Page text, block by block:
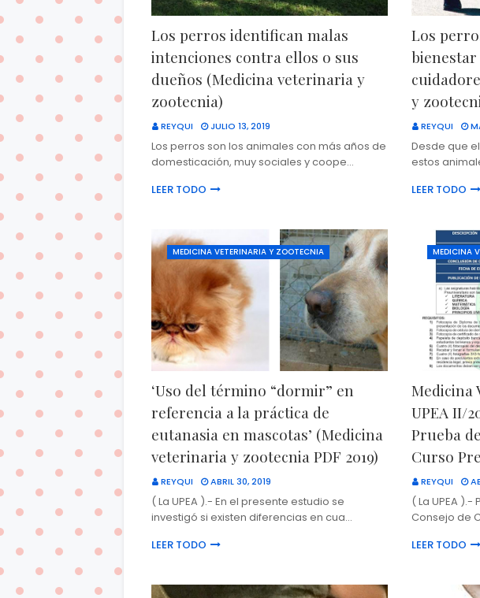
Los perros identifican malas
intenciones contra ellos o sus
dueños (Medicina veterinaria y
zootecnia)
REYQUI JULIO 13, 2019
Los perros son los animales con más años de
domesticación, muy sociales y coope…
LEER TODO
Los
bienestar
y
REYQUI
Desde que
estos
LEER TODO
MEDICINA VETERINARIA Y ZOOTECNIA
‘Uso del término “dormir” en
referencia a la práctica de
eutanasia en mascotas’ (Medicina
veterinaria y zootecnia PDF 2019)
REYQUI ABRIL 30, 2019
( La UPEA ).- En el presente estudio se
investigó si existen diferencias en cua…
LEER TODO
MEDICINA
Medicina
UPEA II/
Prueba
Curso
REYQUI
( La UPEA
Consejo de
LEER TODO